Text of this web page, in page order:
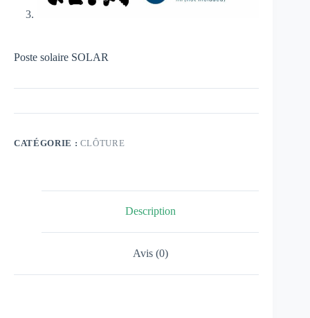
Poste solaire SOLAR
CATÉGORIE : CLÔTURE
Description
Avis (0)